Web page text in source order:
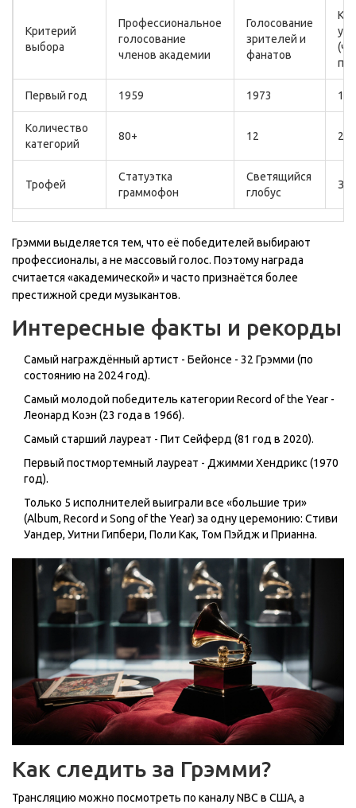
Критерий
выбора
Профессиональное
голосование
членов академии
Голосование
зрителей и
фанатов
Первый год 1959 1973
Количество
категорий
80+ 12 25
Трофей
Статуэтка
граммофон
Светящийся
глобус
Грэмми выделяется тем, что её победителей выбирают
профессионалы, а не массовый голос. Поэтому награда
считается «академической» и часто признаётся более
престижной среди музыкантов.
Интересные факты и рекорды
Самый награждённый артист - Бейонсе - 32 Грэмми (по
состоянию на 2024 год).
Самый молодой победитель категории Record of the Year -
Леонард Коэн (23 года в 1966).
Самый старший лауреат - Пит Сейферд (81 год в 2020).
Первый постмортемный лауреат - Джимми Хендрикс (1970
год).
Только 5 исполнителей выиграли все «большие три»
(Album, Record и Song of the Year) за одну церемонию: Стиви
Уандер, Уитни Гипбери, Поли Как, Том Пэйдж и Прианна.
Как следить за Грэмми?
Трансляцию можно посмотреть по каналу NBC в США, а